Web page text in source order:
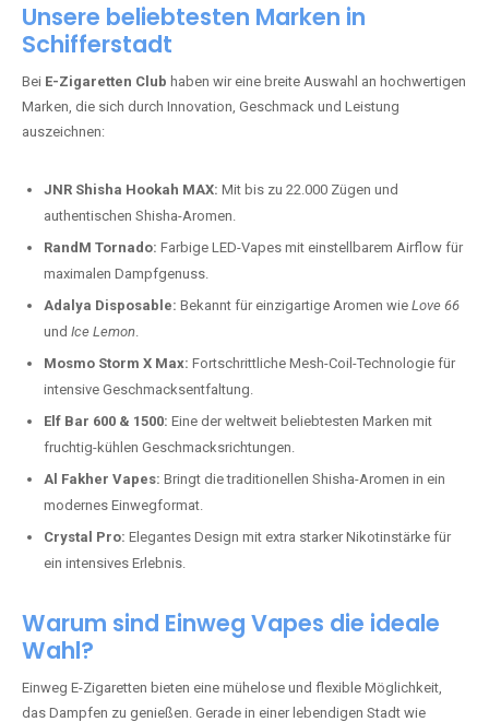
Unsere beliebtesten Marken in
Schifferstadt
Bei E-Zigaretten Club haben wir eine breite Auswahl an hochwertigen
Marken, die sich durch Innovation, Geschmack und Leistung
auszeichnen:
JNR Shisha Hookah MAX: Mit bis zu 22.000 Zügen und
authentischen Shisha-Aromen.
RandM Tornado: Farbige LED-Vapes mit einstellbarem Airflow für
maximalen Dampfgenuss.
Adalya Disposable: Bekannt für einzigartige Aromen wie Love 66
und Ice Lemon.
Mosmo Storm X Max: Fortschrittliche Mesh-Coil-Technologie für
intensive Geschmacksentfaltung.
Elf Bar 600 & 1500: Eine der weltweit beliebtesten Marken mit
fruchtig-kühlen Geschmacksrichtungen.
Al Fakher Vapes: Bringt die traditionellen Shisha-Aromen in ein
modernes Einwegformat.
Crystal Pro: Elegantes Design mit extra starker Nikotinstärke für
ein intensives Erlebnis.
Warum sind Einweg Vapes die ideale
Wahl?
Einweg E-Zigaretten bieten eine mühelose und flexible Möglichkeit,
das Dampfen zu genießen. Gerade in einer lebendigen Stadt wie